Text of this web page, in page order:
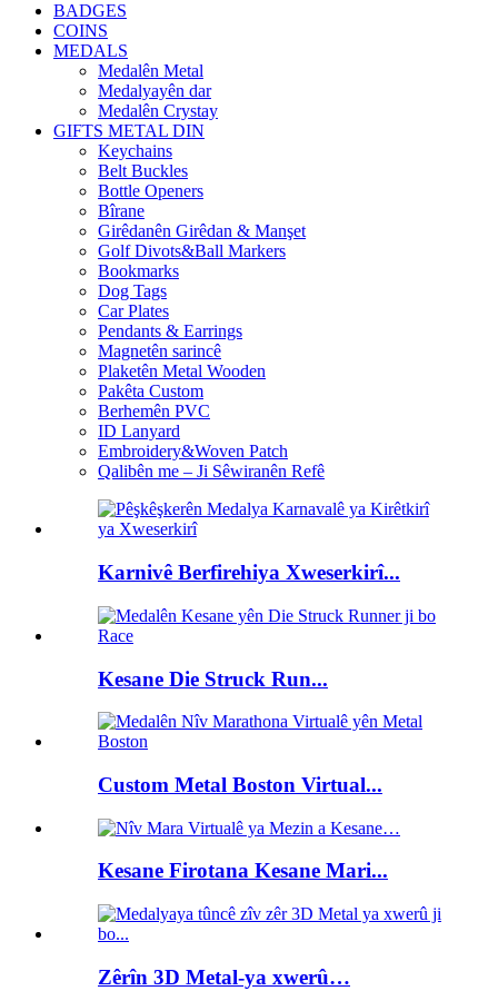
BADGES
COINS
MEDALS
Medalên Metal
Medalyayên dar
Medalên Crystay
GIFTS METAL DIN
Keychains
Belt Buckles
Bottle Openers
Bîrane
Girêdanên Girêdan & Manşet
Golf Divots&Ball Markers
Bookmarks
Dog Tags
Car Plates
Pendants & Earrings
Magnetên sarincê
Plaketên Metal Wooden
Pakêta Custom
Berhemên PVC
ID Lanyard
Embroidery&Woven Patch
Qalibên me – Ji Sêwiranên Refê
Karnivê Berfirehiya Xweserkirî...
Kesane Die Struck Run...
Custom Metal Boston Virtual...
Kesane Firotana Kesane Mari...
Zêrîn 3D Metal-ya xwerû…